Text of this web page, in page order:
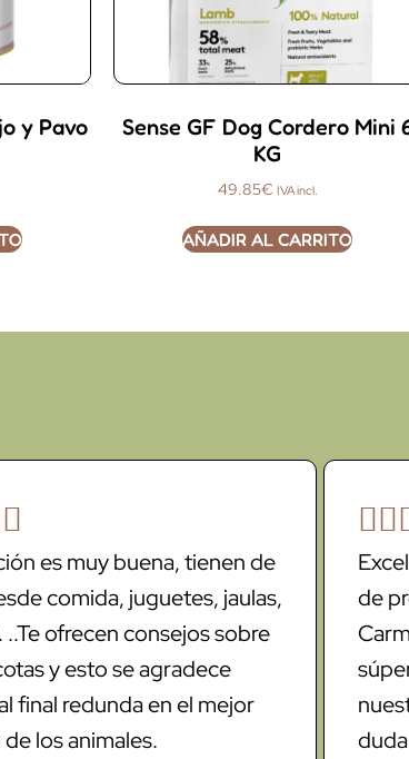
y Pavo
Sense GF Dog Cordero Mini
KG
49.85€ IVA incl.
AÑADIR AL CARRITO

es muy buena, tienen de
comida, juguetes, jaulas,
..Te ofrecen consejos sobre
y esto se agradece
final redunda en el mejor
los animales.

de